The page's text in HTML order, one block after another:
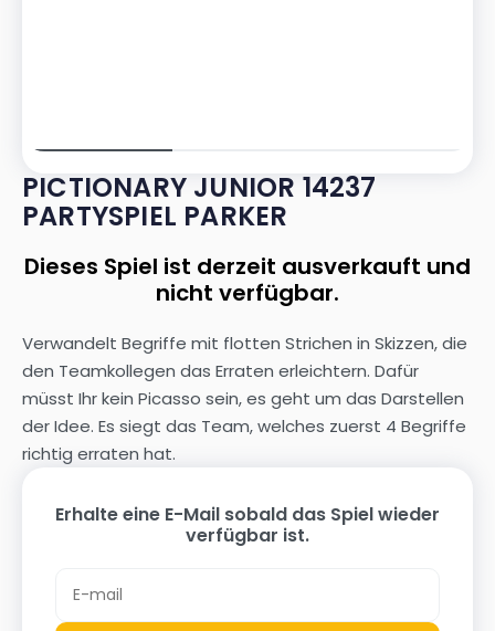
PICTIONARY JUNIOR 14237
PARTYSPIEL PARKER
Dieses Spiel ist derzeit ausverkauft und
nicht verfügbar.
Verwandelt Begriffe mit flotten Strichen in Skizzen, die
den Teamkollegen das Erraten erleichtern. Dafür
müsst Ihr kein Picasso sein, es geht um das Darstellen
der Idee. Es siegt das Team, welches zuerst 4 Begriffe
richtig erraten hat.
Erhalte eine E-Mail sobald das Spiel wieder
verfügbar ist.